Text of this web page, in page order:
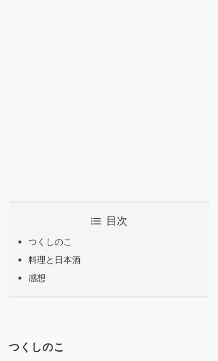
目次
つくしのこ
料理と日本酒
感想
つくしのこ